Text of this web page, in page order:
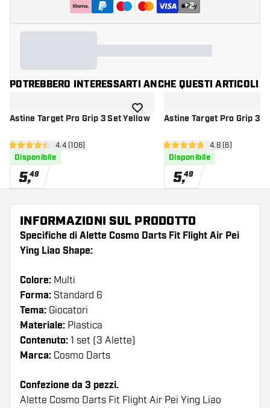
+2
POTREBBERO INTERESSARTI ANCHE QUESTI ARTICOLI
Astine Target Pro Grip 3 Set Yellow
apri pannello recensioni
4.4 stelle di valutazione
4.4 (106)
Disponibile
5,49
aggiungi alla lista dei desideri
Astine Target Pro Grip 3
apri pannello
4.8 stelle di valutazione
4.8 (6)
Disponibile
5,49
INFORMAZIONI SUL PRODOTTO
Specifiche di Alette Cosmo Darts Fit Flight Air Pei
Ying Liao Shape:
Colore: Multi
Forma: Standard 6
Tema: Giocatori
Materiale: Plastica
Contenuto: 1 set (3 Alette)
Marca: Cosmo Darts
Confezione da 3 pezzi.
Alette Cosmo Darts Fit Flight Air Pei Ying Liao